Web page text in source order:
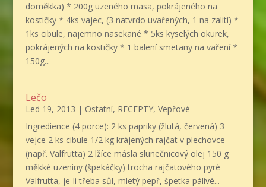
doměkka) * 200g uzeného masa, pokrájeného na
kostičky * 4ks vajec, (3 natvrdo uvařených, 1 na zalití) *
1ks cibule, najemno nasekané * 5ks kyselých okurek,
pokrájených na kostičky * 1 balení smetany na vaření *
150g...
Lečo
Led 19, 2013 | Ostatní, RECEPTY, Vepřové
Ingredience (4 porce): 2 ks papriky (žlutá, červená) 3
vejce 2 ks cibule 1/2 kg krájených rajčat v plechovce
(např. Valfrutta) 2 lžíce másla slunečnicový olej 150 g
měkké uzeniny (špekáčky) trocha rajčatového pyré
Valfrutta, je-li třeba sůl, mletý pepř, špetka pálivé...